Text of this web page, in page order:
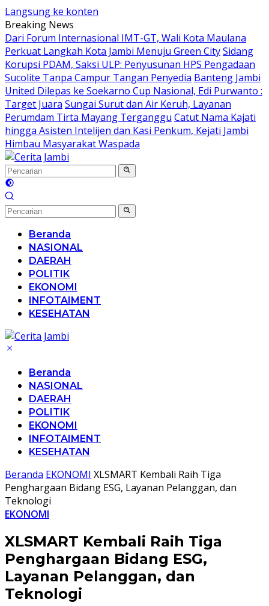
Langsung ke konten
Breaking News
Dari Forum Internasional IMT-GT, Wali Kota Maulana
Perkuat Langkah Kota Jambi Menuju Green CitySidang
Korupsi PDAM, Saksi ULP: Penyusunan HPS Pengadaan
Sucolite Tanpa Campur Tangan Penyedia Banteng Jambi
United Dilepas ke Soekarno Cup Nasional, Edi Purwanto :
Target Juara Sungai Surut dan Air Keruh, Layanan
Perumdam Tirta Mayang Terganggu Catut Nama Kajati
hingga Asisten Intelijen dan Kasi Penkum, Kejati Jambi
Himbau Masyarakat Waspada
Beranda
NASIONAL
DAERAH
POLITIK
EKONOMI
INFOTAIMENT
KESEHATAN
Beranda
NASIONAL
DAERAH
POLITIK
EKONOMI
INFOTAIMENT
KESEHATAN
Beranda EKONOMI XLSMART Kembali Raih Tiga
Penghargaan Bidang ESG, Layanan Pelanggan, dan
Teknologi
EKONOMI
XLSMART Kembali Raih Tiga
Penghargaan Bidang ESG,
Layanan Pelanggan, dan
Teknologi